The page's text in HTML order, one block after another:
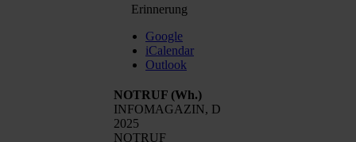
Erinnerung
Google
iCalendar
Outlook
NOTRUF (Wh.)
INFOMAGAZIN, D
2025
NOTRUF